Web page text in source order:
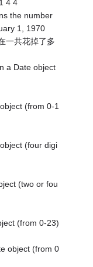
4 4
the number
1, 1970
一共花掉了多
a Date object
(from 0-1
(four digi
(two or fou
(from 0-23)
object (from 0